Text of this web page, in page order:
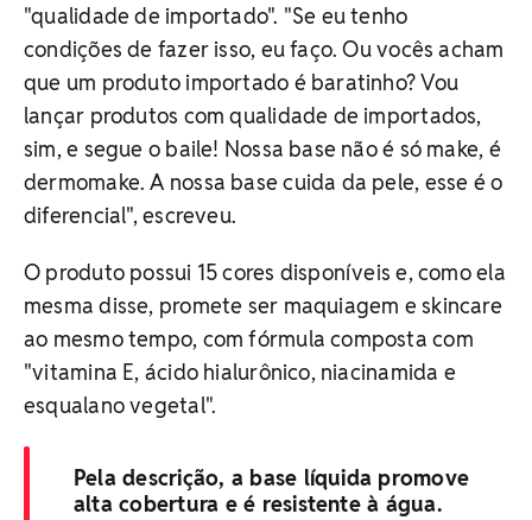
"qualidade de importado". "Se eu tenho
condições de fazer isso, eu faço. Ou vocês acham
que um produto importado é baratinho? Vou
lançar produtos com qualidade de importados,
sim, e segue o baile! Nossa base não é só make, é
dermomake. A nossa base cuida da pele, esse é o
diferencial", escreveu.
O produto possui 15 cores disponíveis e, como ela
mesma disse, promete ser maquiagem e skincare
ao mesmo tempo, com fórmula composta com
"vitamina E, ácido hialurônico, niacinamida e
esqualano vegetal".
Pela descrição, a base líquida promove
alta cobertura e é resistente à água.